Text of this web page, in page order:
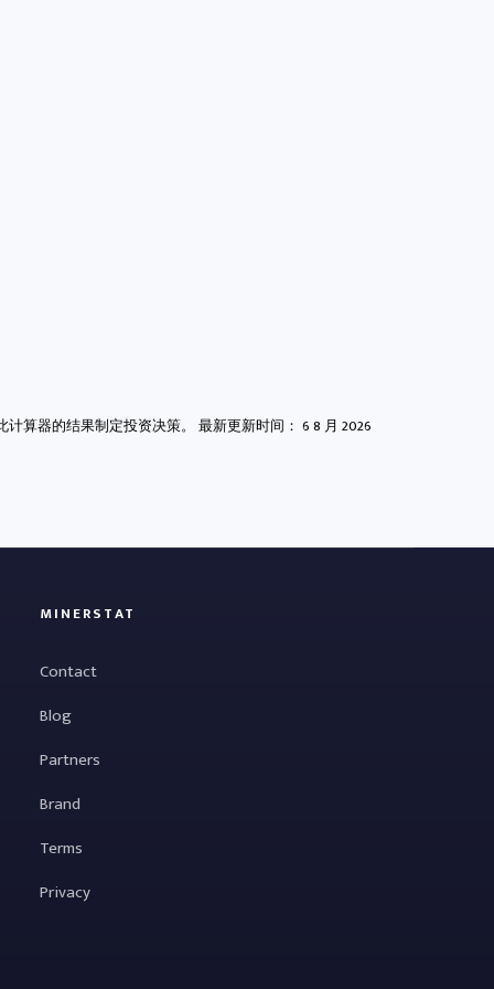
算器的结果制定投资决策。 最新更新时间： 6 8 月 2026
MINERSTAT
Contact
Blog
Partners
Brand
Terms
Privacy